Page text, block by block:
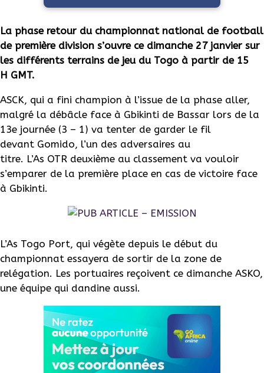
La phase retour du championnat national de football
de première division s’ouvre ce dimanche 27 janvier sur
les différents terrains de jeu du Togo à partir de 15
H GMT.
ASCK, qui a fini champion à l’issue de la phase aller,
malgré la débâcle face à Gbikinti de Bassar lors de la
13e journée (3 – 1) va tenter de garder le fil
devant Gomido, l’un des adversaires au
titre. L’As OTR deuxième au classement va vouloir
s’emparer de la première place en cas de victoire face
à Gbikinti.
L’As Togo Port, qui végète depuis le début du
championnat essayera de sortir de la zone de
relégation. Les portuaires reçoivent ce dimanche ASKO,
une équipe qui dandine aussi.